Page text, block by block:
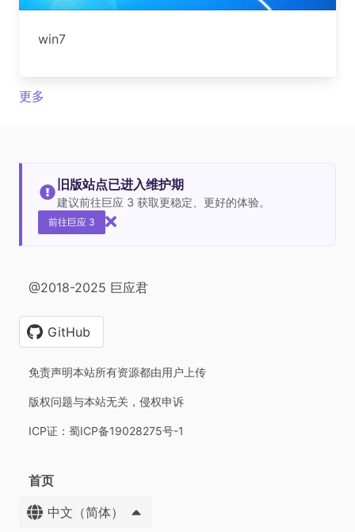
win7
更多
旧版站点已进入维护期
建议前往巨应 3 获取更稳定、更好的体验。
前往巨应 3
@2018-2025 巨应君
GitHub
免责声明本站所有资源都由用户上传
版权问题与本站无关，侵权申诉
ICP证：蜀ICP备19028275号-1
首页
中文（简体）